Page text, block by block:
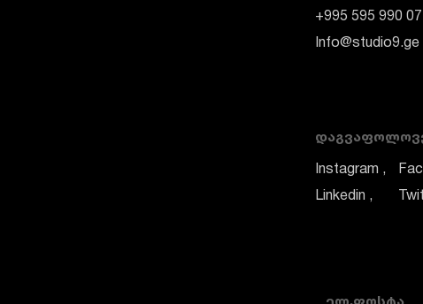
+995 595 990
Info@studio9.ge
Instagram
Linkedin